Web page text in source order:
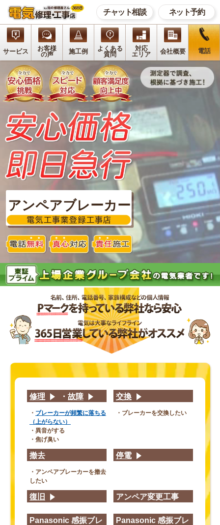
チャット相談 ネット予約
サービス
お客様
の声
施工例
よくある
質問
対応
エリア
会社概要 電話
アンペアブレーカー
修理 ・ 故障
・ ブレーカーが頻繁に落ちる
（上がらない）
・異音がする
・焦げ臭い
交換
・ブレーカーを交換したい
撤去
・アンペアブレーカーを撤去
したい
停電
復旧 アンペア変更工事
Panasonic 感振ブレ
Panasonic 感振ブレ